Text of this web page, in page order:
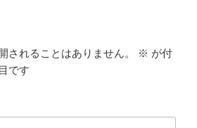
されることはありません。 ※ が付
です